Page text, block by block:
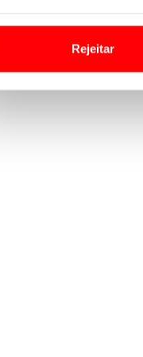
cookies para
de redes
que o bloqueio
Rejeitar